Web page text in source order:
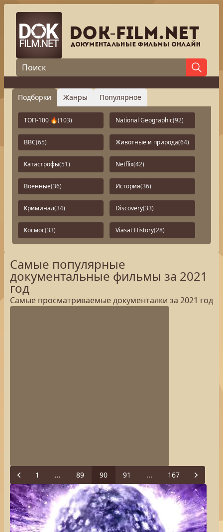
Подборки Жанры Популярное
ТОП-100 🔥(103) National Geographic(92)
BBC(65) Животные и природа(64)
Катастрофы(51) Netflix(42)
Военные(36) История(36)
Криминал(34) Discovery(33)
Космос(33) Viasat History(28)
Самые популярные
документальные фильмы за 2021
год
Самые просматриваемые документалки за 2021 год
Previous
1 ... 89 90 91 ... 167 Next